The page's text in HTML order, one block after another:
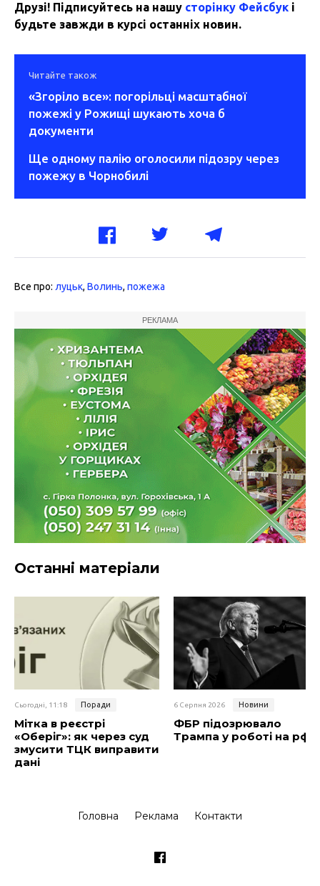
Друзі! Підписуйтесь на нашу сторінку Фейсбук і
будьте завжди в курсі останніх новин.
Читайте також
«Згоріло все»: погорільці масштабної
пожежі у Рожищі шукають хоча б
документи
Ще одному палію оголосили підозру через
пожежу в Чорнобилі
Все про: луцьк, Волинь, пожежа
РЕКЛАМА
Останні матеріали
Сьогодні, 11:18 Поради
Мітка в реєстрі
«Оберіг»: як через суд
змусити ТЦК виправити
дані
6 Серпня 2026 Новини
ФБР підозрювало
Трампа у роботі на рф
Головна Реклама Контакти